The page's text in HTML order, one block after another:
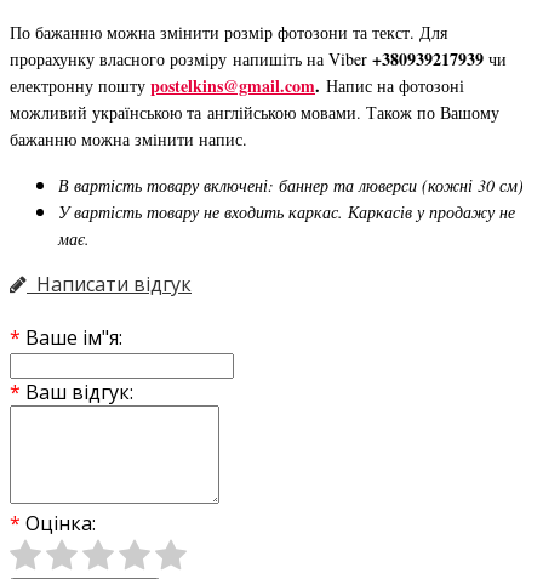
По бажанню можна змінити розмір фотозони та текст. Для
прорахунку власного розміру напишіть на Viber +380939217939 чи
електронну пошту postelkins@gmail.com. Напис на фотозоні
можливий українською та англійською мовами. Також по Вашому
бажанню можна змінити напис.
В вартість товару включені: баннер та люверси (кожні 30 см)
У вартість товару не входить каркас. Каркасів у продажу не
має.
Написати відгук
Ваше ім"я:
Ваш відгук:
Оцінка: